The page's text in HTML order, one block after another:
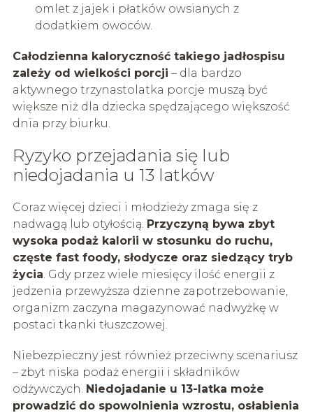
omlet z jajek i płatków owsianych z
dodatkiem owoców.
Całodzienna kaloryczność takiego jadłospisu
zależy od wielkości porcji – dla bardzo
aktywnego trzynastolatka porcje muszą być
większe niż dla dziecka spędzającego większość
dnia przy biurku.
Ryzyko przejadania się lub
niedojadania u 13 latków
Coraz więcej dzieci i młodzieży zmaga się z
nadwagą lub otyłością. Przyczyną bywa zbyt
wysoka podaż kalorii w stosunku do ruchu,
częste fast foody, słodycze oraz siedzący tryb
życia. Gdy przez wiele miesięcy ilość energii z
jedzenia przewyższa dzienne zapotrzebowanie,
organizm zaczyna magazynować nadwyżkę w
postaci tkanki tłuszczowej.
Niebezpieczny jest również przeciwny scenariusz
– zbyt niska podaż energii i składników
odżywczych. Niedojadanie u 13-latka może
prowadzić do spowolnienia wzrostu, osłabienia